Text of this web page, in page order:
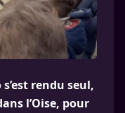
rendu seul,
l’Oise, pour